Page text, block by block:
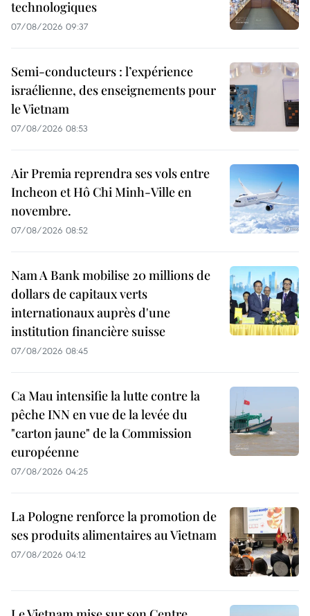
technologiques
07/08/2026 09:37
Semi-conducteurs : l’expérience
israélienne, des enseignements pour
le Vietnam
07/08/2026 08:53
Air Premia reprendra ses vols entre
Incheon et Hô Chi Minh-Ville en
novembre.
07/08/2026 08:52
Nam A Bank mobilise 20 millions de
dollars de capitaux verts
internationaux auprès d'une
institution financière suisse
07/08/2026 08:45
Ca Mau intensifie la lutte contre la
pêche INN en vue de la levée du
"carton jaune" de la Commission
européenne
07/08/2026 04:25
La Pologne renforce la promotion de
ses produits alimentaires au Vietnam
07/08/2026 04:12